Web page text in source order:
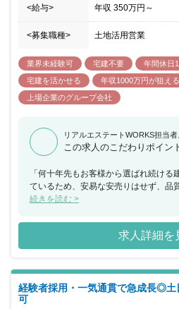
<給与> 年収 350万円 ～
<募集職種> 土地活用営業
業界未経験可 宅建不要 年間休日
宅建を活かせる
年収1000万円が狙える
上場企業のグループ会社
リアルエステートWORKS担当者
この求人のこだわりポイン
「何十年先もお客様から選ばれ続ける
ているため、安易な安売りはせず、品
トーにしている企業です。「何を建て
行なうポジションのため、お客さまに
をお持ちの方にオススメのポジション
続きを読む >
求人詳細を
経験者採用・一気通貫で急成長◎土
可